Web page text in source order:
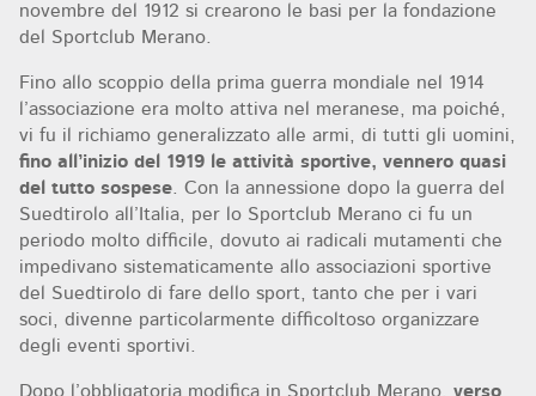
novembre del 1912 si crearono le basi per la fondazione
del Sportclub Merano.
Fino allo scoppio della prima guerra mondiale nel 1914
l’associazione era molto attiva nel meranese, ma poiché,
vi fu il richiamo generalizzato alle armi, di tutti gli uomini,
fino all’inizio del 1919 le attività sportive, vennero quasi
del tutto sospese. Con la annessione dopo la guerra del
Suedtirolo all’Italia, per lo Sportclub Merano ci fu un
periodo molto difficile, dovuto ai radicali mutamenti che
impedivano sistematicamente allo associazioni sportive
del Suedtirolo di fare dello sport, tanto che per i vari
soci, divenne particolarmente difficoltoso organizzare
degli eventi sportivi.
Dopo l’obbligatoria modifica in Sportclub Merano, verso